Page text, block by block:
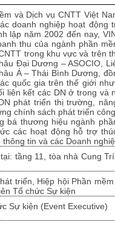
và Dịch vụ CNTT Việt
doanh nghiệp hoạt động
lập năm 2002 đến nay,
thu của ngành phần
trong khu vực và trên
Đại Dương – ASOCIO,
Á – Thái Bình Dương,
quốc gia trên thế giới
liên kết các DN ở trong
phát triển thị trường,
chính sách phát triển
bá thương hiệu ngành
các hoạt động hỗ trợ
thông tin và các Doanh
tầng 11, tòa nhà Cung
triển, Hiệp hội Phần
Tổ chức Sự kiện
Sự kiện (Event Executive)